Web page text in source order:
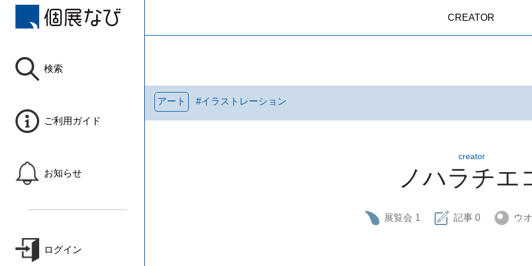
検索
ご利用ガイド
お知らせ
ログイン
CREATOR
アート #イラストレーション
creator
ノハラチエ
展覧会 1 記事 0 ウ